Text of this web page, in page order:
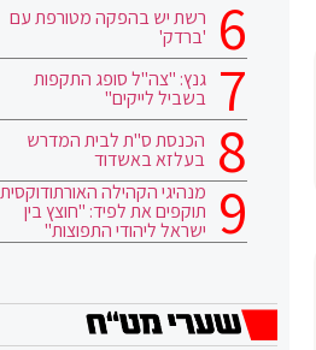
רשת יש בהפקה מטורפת עם
'ברדק'
גנץ: "צה"ל סופג התקפות
בשביל לייקים"
הכנסת ס"ת לבית המדרש
בעלזא באשדוד
מנהיגי הקהילה האורתודוקסית
תוקפים את לפיד: "חוצץ בין
ישראל ליהודי התפוצות"